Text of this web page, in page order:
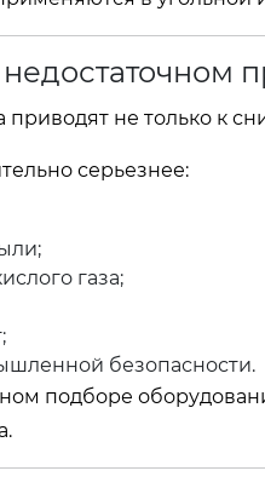
не только к
серьезнее:
газа;
безопасности.
подборе